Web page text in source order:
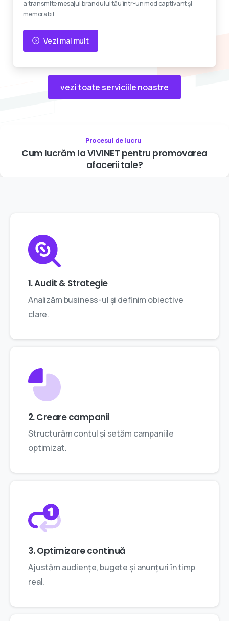
a transmite mesajul brandului tău într-un mod captivant și
memorabil.
Vezi mai mult
vezi toate serviciile noastre
Procesul de lucru
Cum lucrăm laVIVINET pentru promovarea
afaceriitale?
1. Audit & Strategie
Analizăm business-ul și definim obiective
clare.
2. Creare campanii
Structurăm contul și setăm campaniile
optimizat.
3. Optimizare continuă
Ajustăm audiențe, bugete și anunțuri în timp
real.